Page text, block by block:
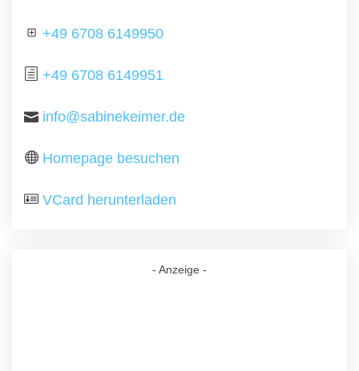
+49 6708 6149950
+49 6708 6149951
info@sabinekeimer.de
Homepage besuchen
VCard herunterladen
- Anzeige -